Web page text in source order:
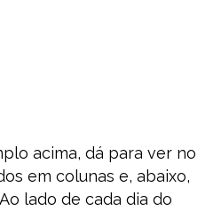
acima, dá para ver no
em colunas e, abaixo,
lado de cada dia do